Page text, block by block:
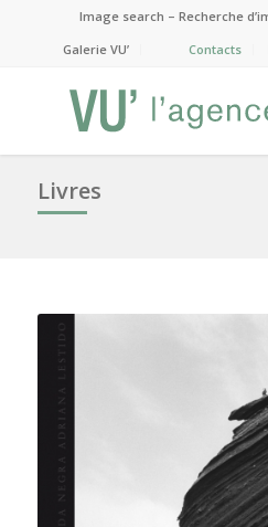
Image search – Recherche
Galerie VU’
Contacts
Livres